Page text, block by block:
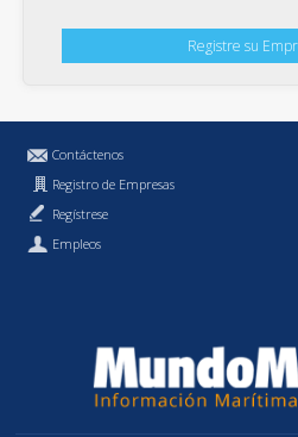
Registre su
Contáctenos
Registro de Empresas
Regístrese
Empleos